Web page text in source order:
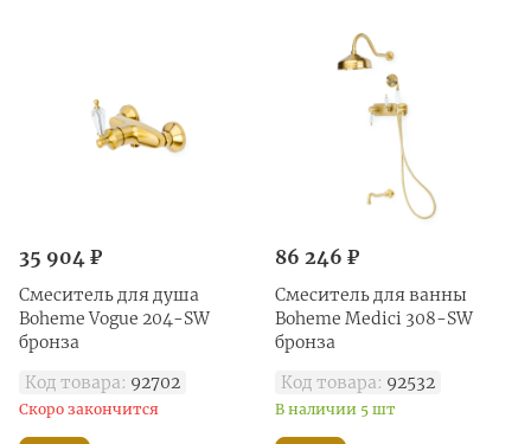
35 904 ₽
Смеситель для душа
Boheme Vogue 204-SW
бронза
Код товара: 92702
Скоро закончится
86 246 ₽
Смеситель для ванны
Boheme Medici 308-SW
бронза
Код товара: 92532
В наличии 5 шт